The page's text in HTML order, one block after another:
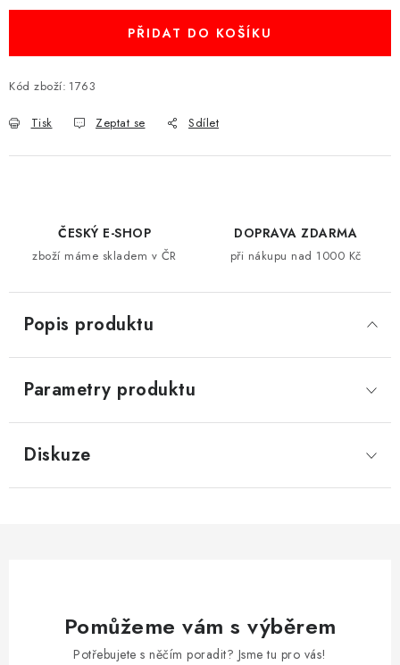
PŘIDAT DO KOŠÍKU
Kód zboží: 1763
Tisk Zeptat se Sdílet
ČESKÝ E-SHOP
zboží máme skladem v ČR
DOPRAVA ZDARMA
při nákupu nad 1000 Kč
Popis produktu
Parametry produktu
Diskuze
Pomůžeme vám s výběrem
Potřebujete s něčím poradit? Jsme tu pro vás!